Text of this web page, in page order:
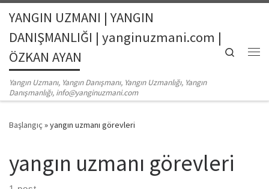
Skip to content
YANGIN UZMANI | YANGIN
DANIŞMANLIĞI | yanginuzmani.com |
ÖZKAN AYAN
Yangın Uzmanı, Yangın Danışmanı, Yangın Uzmanlığı, Yangın
Danışmanlığı, info@yanginuzmani.com
Search
Başlangıç »yangın uzmanı görevleri
yangın uzmanı görevleri